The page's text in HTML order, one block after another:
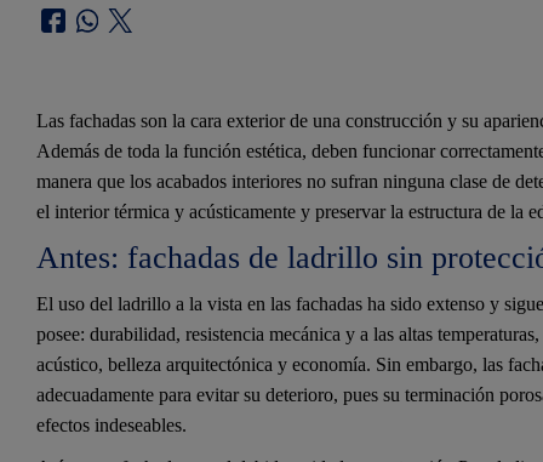
Las fachadas son la cara exterior de una construcción y su
Además de toda la función estética, deben funcionar
manera que los acabados interiores no sufran ninguna clase de
el interior térmica y acústicamente y preservar la estructura de la
Antes: fachadas de ladrillo sin
El uso del ladrillo a la vista en las fachadas ha sido extenso y
posee: durabilidad, resistencia mecánica y a las altas
acústico, belleza arquitectónica y economía. Sin embargo, las
adecuadamente para evitar su deterioro, pues su terminación
efectos indeseables.